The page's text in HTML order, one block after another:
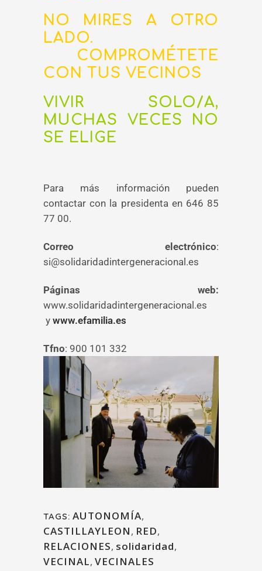
NO MIRES A OTRO
LADO.
COMPROMÉTETE
CON TUS VECINOS
VIVIR SOLO/A,
MUCHAS VECES NO
SE ELIGE
Para más información pueden
contactar con la presidenta en 646 85
77 00.
Correo electrónico:
si@solidaridadintergeneracional.es
Páginas web:
www.solidaridadintergeneracional.es
y www.efamilia.es
Tfno: 900 101 332
TAGS: AUTONOMÍA,
CASTILLAYLEON, RED,
RELACIONES, solidaridad,
VECINAL, VECINALES